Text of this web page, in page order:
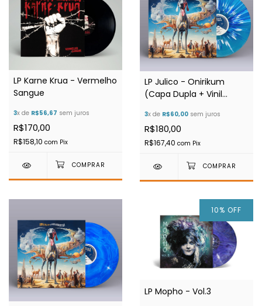
LP Karne Krua - Vermelho
Sangue
3x de R$56,67 sem juros
R$170,00
R$158,10 com Pix
LP Julico - Onirikum
(Capa Dupla + Vinil
3x de R$60,00 sem juros
R$180,00
R$167,40 com Pix
10% OFF
LP Mopho - Vol.3